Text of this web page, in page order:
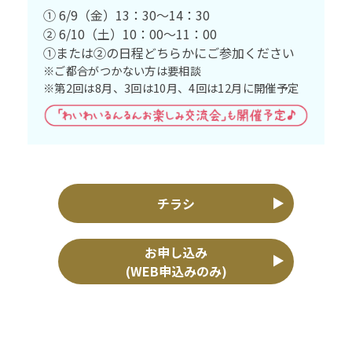
① 6/9（金）13：30～14：30
② 6/10（土）10：00～11：00
①または②の日程どちらかにご参加ください
※ご都合がつかない方は要相談
※第2回は8月、3回は10月、4回は12月に開催予定
チラシ
お申し込み
(WEB申込みのみ)